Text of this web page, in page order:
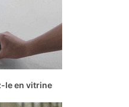
le en vitrine